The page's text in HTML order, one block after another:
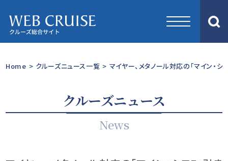
Home > クルーズニュース一覧 > マイヤー、メタノール対応の「マイン・シ
クルーズニュース
News